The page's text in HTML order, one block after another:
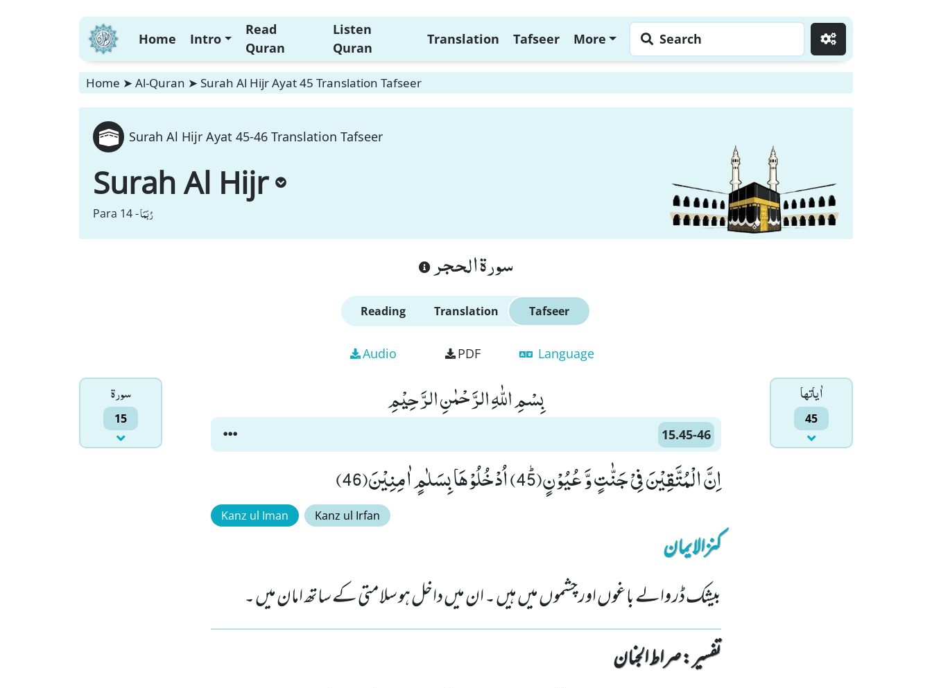
Home Intro
Read
Quran
Listen
Quran
Translation Tafseer More Search
Home ➤ Al-Quran ➤ Surah Al Hijr Ayat 45 Translation Tafseer
Surah Al Hijr Ayat 45-46 Translation Tafseer
Surah Al Hijr
Para 14 -رُبَمَا
سورة الحجر
Reading Translation Tafseer
Audio PDF Language
سورۃ
15
اٰياتها
45
بِسْمِ اللّٰهِ الرَّحْمٰنِ الرَّحِیْمِ
15.45-46
اِنَّ الْمُتَّقِیْنَ فِیْ جَنّٰتٍ وَّ عُیُوْنٍﭤ(45) اُدْخُلُوْهَا بِسَلٰمٍ اٰمِنِیْنَ(46)
Kanz ul Iman Kanz ul Irfan
کنزالایمان
بیشک ڈر والے باغوں اور چشموں میں ہیں ۔ ان میں داخل ہو سلامتی کے ساتھ امان میں ۔
تفسیر : ‎صراط الجنان